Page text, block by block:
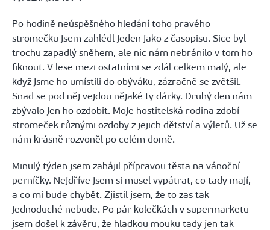
Po hodině neúspěšného hledání toho pravého
stromečku jsem zahlédl jeden jako z časopisu. Sice byl
trochu zapadlý sněhem, ale nic nám nebránilo v tom ho
fiknout. V lese mezi ostatními se zdál celkem malý, ale
když jsme ho umístili do obýváku, zázračně se zvětšil.
Snad se pod něj vejdou nějaké ty dárky. Druhý den nám
zbývalo jen ho ozdobit. Moje hostitelská rodina zdobí
stromeček různými ozdoby z jejich dětství a výletů. Už se
nám krásně rozvoněl po celém domě.
Minulý týden jsem zahájil přípravou těsta na vánoční
perníčky. Nejdříve jsem si musel vypátrat, co tady mají,
a co mi bude chybět. Zjistil jsem, že to zas tak
jednoduché nebude. Po pár kolečkách v supermarketu
jsem došel k závěru, že hladkou mouku tady jen tak